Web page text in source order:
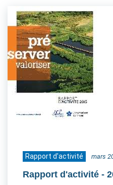
Rapport d'activité mars
Rapport d'activité -